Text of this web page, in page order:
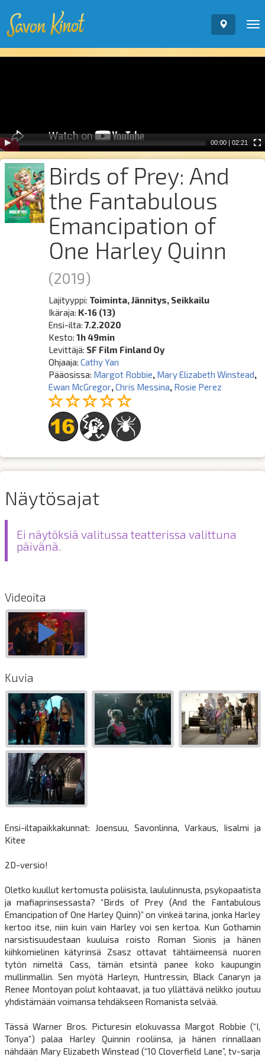
00:00 | 02:21
Birds of Prey: And
the Fantabulous
Emancipation of
One Harley Quinn
(2019)
Lajityyppi: Toiminta, Jännitys, Seikkailu
Ikäraja: K-16 (13)
Ensi-ilta:7.2.2020
Kesto:1h 49min
Levittäjä: SF Film Finland Oy
Ohjaaja:Cathy Yan
Pääosissa: Margot Robbie, Mary Elizabeth Winstead,
Ewan McGregor,Chris Messina, Rosie Perez
Näytösajat
Ei näytöksiä valitussa teatterissa valittuna
päivänä.
Videoita
Kuvia
Ensi-iltapaikkakunnat: Joensuu, Savonlinna, Varkaus, Iisalmi ja
Kitee
2D-versio!
Oletko kuullut kertomusta poliisista, laululinnusta, psykopaatista
ja mafiaprinsessasta? “Birds of Prey (And the Fantabulous
Emancipation of One Harley Quinn)” on vinkeä tarina, jonka Harley
kertoo itse, niin kuin vain Harley voi sen kertoa. Kun Gothamin
narsistisuudestaan kuuluisa roisto Roman Sionis ja hänen
kiihkomielinen kätyrinsä Zsasz ottavat tähtäimeensä nuoren
tytön nimeltä Cass, tämän etsintä panee koko kaupungin
mullinmallin. Sen myötä Harleyn, Huntressin, Black Canaryn ja
Renee Montoyan polut kohtaavat, ja tuo yllättävä nelikko joutuu
yhdistämään voimansa tehdäkseen Romanista selvää.
Tässä Warner Bros. Picturesin elokuvassa Margot Robbie (“I,
Tonya”) palaa Harley Quinnin rooliinsa, ja hänen rinnallaan
nähdään Mary Elizabeth Winstead (“10 Cloverfield Lane”, tv-sarja